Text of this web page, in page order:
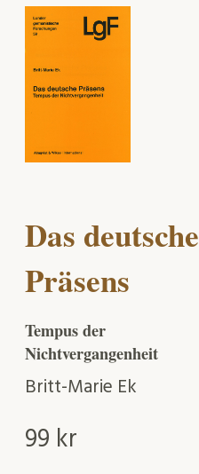
Das deutsche
Präsens
Tempus der
Nichtvergangenheit
Britt-Marie Ek
99 kr